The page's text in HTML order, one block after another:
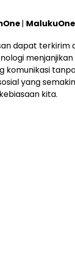
|
dapat terkirim
menjanjikan
yang
kita.